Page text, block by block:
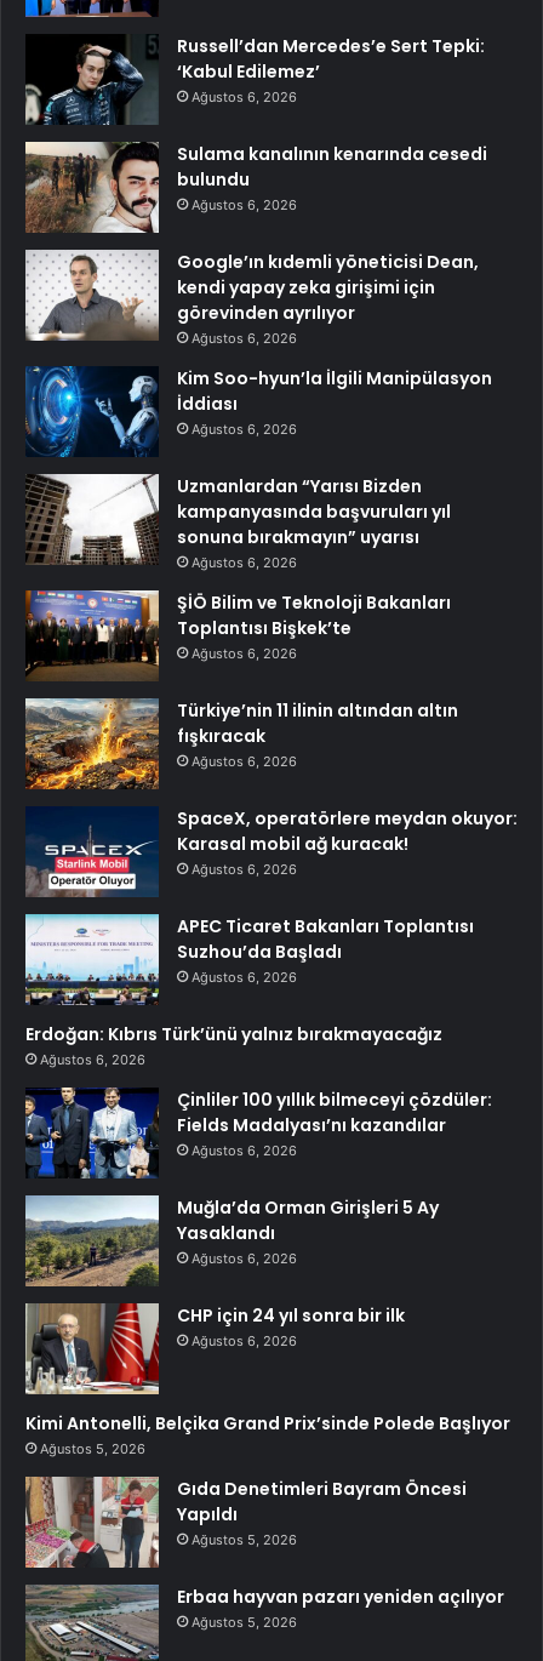
Russell’dan Mercedes’e Sert Tepki:
‘Kabul Edilemez’
Ağustos 6, 2026
Sulama kanalının kenarında cesedi
bulundu
Ağustos 6, 2026
Google’ın kıdemli yöneticisi Dean,
kendi yapay zeka girişimi için
görevinden ayrılıyor
Ağustos 6, 2026
Kim Soo-hyun’la İlgili Manipülasyon
İddiası
Ağustos 6, 2026
Uzmanlardan “Yarısı Bizden
kampanyasında başvuruları yıl
sonuna bırakmayın” uyarısı
Ağustos 6, 2026
ŞİÖ Bilim ve Teknoloji Bakanları
Toplantısı Bişkek’te
Ağustos 6, 2026
Türkiye’nin 11 ilinin altından altın
fışkıracak
Ağustos 6, 2026
SpaceX, operatörlere meydan okuyor:
Karasal mobil ağ kuracak!
Ağustos 6, 2026
APEC Ticaret Bakanları Toplantısı
Suzhou’da Başladı
Ağustos 6, 2026
Erdoğan: Kıbrıs Türk’ünü yalnız bırakmayacağız
Ağustos 6, 2026
Çinliler 100 yıllık bilmeceyi çözdüler:
Fields Madalyası’nı kazandılar
Ağustos 6, 2026
Muğla’da Orman Girişleri 5 Ay
Yasaklandı
Ağustos 6, 2026
CHP için 24 yıl sonra bir ilk
Ağustos 6, 2026
Kimi Antonelli, Belçika Grand Prix’sinde Polede Başlıyor
Ağustos 5, 2026
Gıda Denetimleri Bayram Öncesi
Yapıldı
Ağustos 5, 2026
Erbaa hayvan pazarı yeniden açılıyor
Ağustos 5, 2026